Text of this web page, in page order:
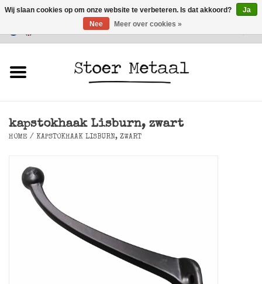
Klantenservice
Verlichting
SALE
kapstokhaak Lisburn, zwart
HOME / KAPSTOKHAAK LISBURN, ZWART
Wij slaan cookies op om onze website te verbeteren. Is dat akkoord?
Ja
Nee
Meer over cookies »